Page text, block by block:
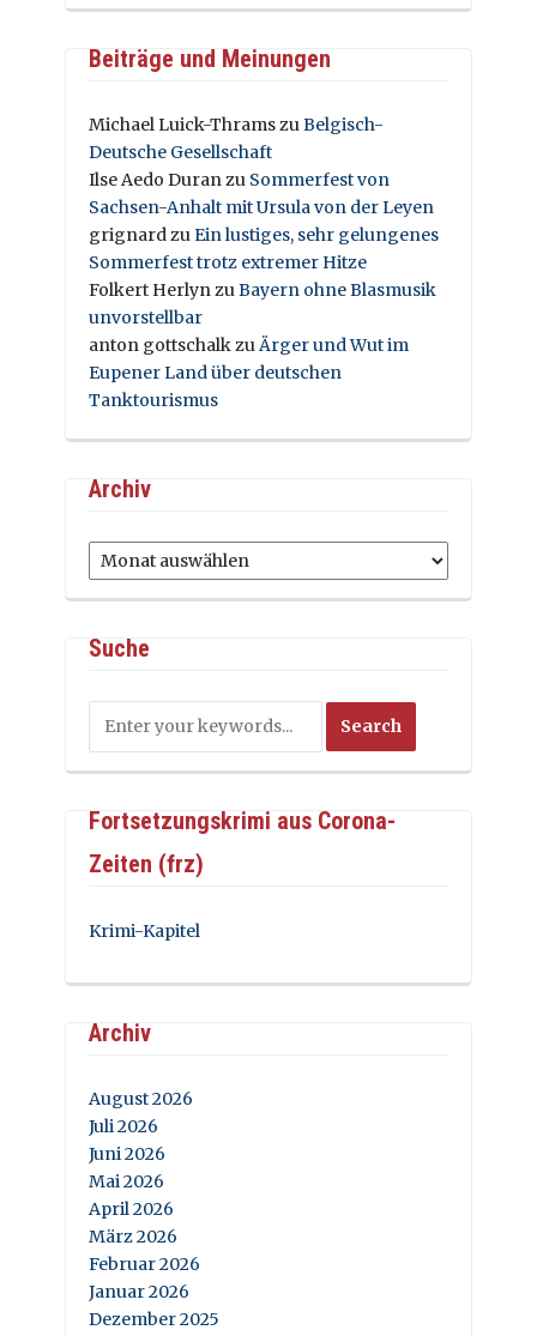
Beiträge und Meinungen
Michael Luick-ThramszuBelgisch-
Deutsche Gesellschaft
Ilse Aedo Duranzu Sommerfest von
Sachsen-Anhalt mit Ursula von der Leyen
grignardzuEin lustiges, sehr gelungenes
Sommerfest trotz extremer Hitze
Folkert HerlynzuBayern ohne Blasmusik
unvorstellbar
anton gottschalkzuÄrger und Wut im
Eupener Land über deutschen
Tanktourismus
Archiv
Archiv
Suche
Fortsetzungskrimi aus Corona-
Zeiten (frz)
Krimi-Kapitel
Archiv
August 2026
Juli 2026
Juni 2026
Mai 2026
April 2026
März 2026
Februar 2026
Januar 2026
Dezember 2025